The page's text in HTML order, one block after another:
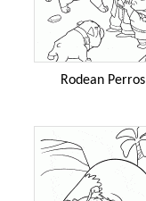
Rodean Perros